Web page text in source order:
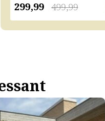
499,99
299,99